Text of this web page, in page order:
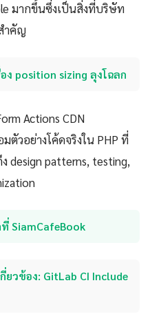
มากขึ้นซึ่งเป็นสิ่งที่บริษัท
ำคัญ
ง position sizing ลุงโฉลก
Actions CDN
ตัวอย่างโค้ดจริงใน PHP ที่
design patterns, testing,
SiamCafeBook
ยวข้อง: GitLab CI Include